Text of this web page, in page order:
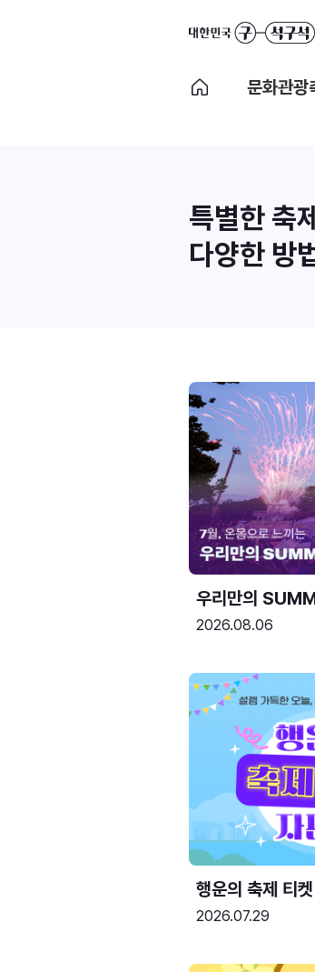
문화관광
특별한 축제
다양한 방
우리만의
2026.08.06
행운의 축제 티켓
2026.07.29